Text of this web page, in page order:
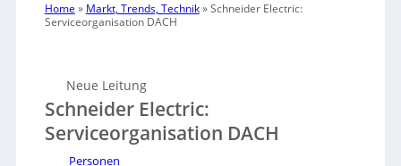
Home » Markt, Trends, Technik»Schneider Electric:
Serviceorganisation DACH
Neue Leitung
Schneider Electric:
Serviceorganisation DACH
Personen